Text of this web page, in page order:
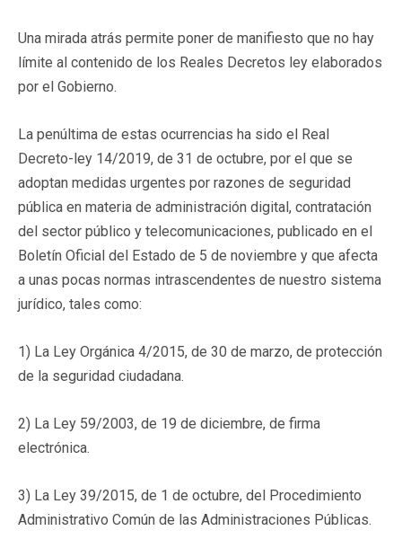
Una mirada atrás permite poner de manifiesto que no hay
límite al contenido de los Reales Decretos ley elaborados
por el Gobierno.
La penúltima de estas ocurrencias ha sido el Real
Decreto-ley 14/2019, de 31 de octubre, por el que se
adoptan medidas urgentes por razones de seguridad
pública en materia de administración digital, contratación
del sector público y telecomunicaciones, publicado en el
Boletín Oficial del Estado de 5 de noviembre y que afecta
a unas pocas normas intrascendentes de nuestro sistema
jurídico, tales como:
1) La Ley Orgánica 4/2015, de 30 de marzo, de protección
de la seguridad ciudadana.
2) La Ley 59/2003, de 19 de diciembre, de firma
electrónica.
3) La Ley 39/2015, de 1 de octubre, del Procedimiento
Administrativo Común de las Administraciones Públicas.